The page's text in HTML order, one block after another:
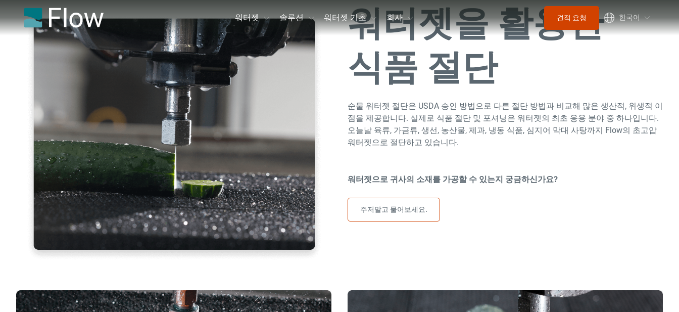
워터젯 솔루션 워터젯 기초 회사 견적 요청 한국어
워터젯을 활용한
식품 절단
순물 워터젯 절단은 USDA 승인 방법으로 다른 절단 방법과 비교해 많은 생산적, 위생적 이
점을 제공합니다. 실제로 식품 절단 및 포셔닝은 워터젯의 최초 응용 분야 중 하나입니다.
오늘날 육류, 가금류, 생선, 농산물, 제과, 냉동 식품, 심지어 막대 사탕까지 Flow의 초고압
워터젯으로 절단하고 있습니다.
워터젯으로 귀사의 소재를 가공할 수 있는지 궁금하신가요?
주저말고 물어보세요.